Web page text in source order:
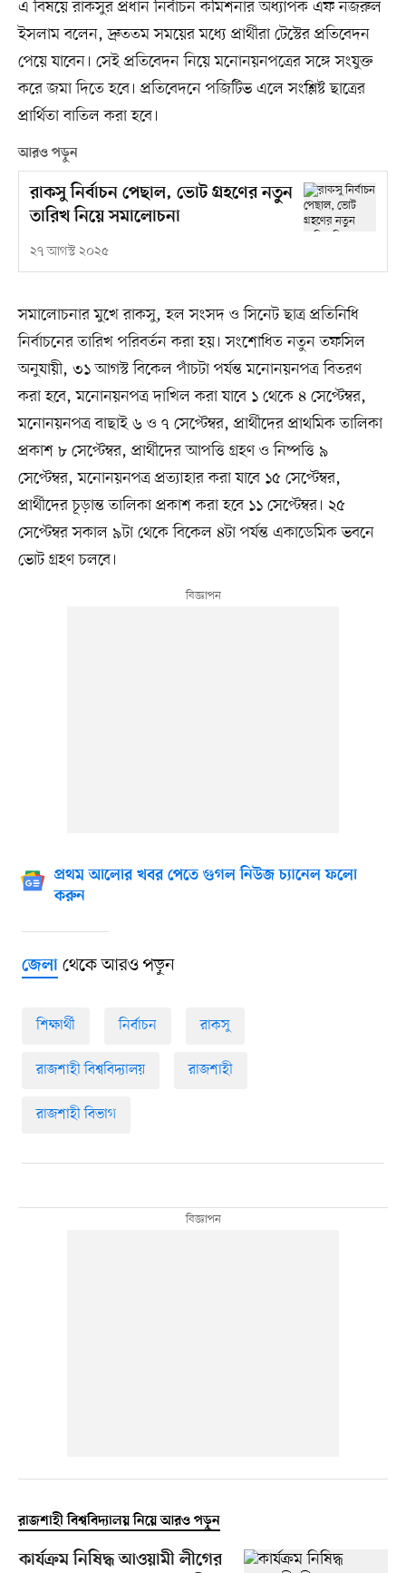
এ বিষয়ে রাকসুর প্রধান নির্বাচন কমিশনার অধ্যাপক এফ নজরুল
ইসলাম বলেন, দ্রুততম সময়ের মধ্যে প্রার্থীরা টেস্টের প্রতিবেদন
পেয়ে যাবেন। সেই প্রতিবেদন নিয়ে মনোনয়নপত্রের সঙ্গে সংযুক্ত
করে জমা দিতে হবে। প্রতিবেদনে পজিটিভ এলে সংশ্লিষ্ট ছাত্রের
প্রার্থিতা বাতিল করা হবে।
আরও পড়ুন
রাকসু নির্বাচন পেছাল, ভোট গ্রহণের নতুন
তারিখ নিয়ে সমালোচনা
২৭ আগস্ট ২০২৫
সমালোচনার মুখে রাকসু, হল সংসদ ও সিনেট ছাত্র প্রতিনিধি
নির্বাচনের তারিখ পরিবর্তন করা হয়। সংশোধিত নতুন তফসিল
অনুযায়ী, ৩১ আগস্ট বিকেল পাঁচটা পর্যন্ত মনোনয়নপত্র বিতরণ
করা হবে, মনোনয়নপত্র দাখিল করা যাবে ১ থেকে ৪ সেপ্টেম্বর,
মনোনয়নপত্র বাছাই ৬ ও ৭ সেপ্টেম্বর, প্রার্থীদের প্রাথমিক তালিকা
প্রকাশ ৮ সেপ্টেম্বর, প্রার্থীদের আপত্তি গ্রহণ ও নিষ্পত্তি ৯
সেপ্টেম্বর, মনোনয়নপত্র প্রত্যাহার করা যাবে ১৫ সেপ্টেম্বর,
প্রার্থীদের চূড়ান্ত তালিকা প্রকাশ করা হবে ১১ সেপ্টেম্বর। ২৫
সেপ্টেম্বর সকাল ৯টা থেকে বিকেল ৪টা পর্যন্ত একাডেমিক ভবনে
ভোট গ্রহণ চলবে।
প্রথম আলোর খবর পেতে গুগল নিউজ চ্যানেল ফলো
করুন
জেলাথেকে আরও পড়ুন
শিক্ষার্থী নির্বাচন রাকসু
রাজশাহী বিশ্ববিদ্যালয় রাজশাহী
রাজশাহী বিভাগ
রাজশাহী বিশ্ববিদ্যালয় নিয়ে আরও পড়ুন
কার্যক্রম নিষিদ্ধ আওয়ামী লীগের